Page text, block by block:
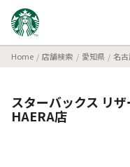
Home 店舗検索 愛知県 名
スターバックス リ
HAERA店